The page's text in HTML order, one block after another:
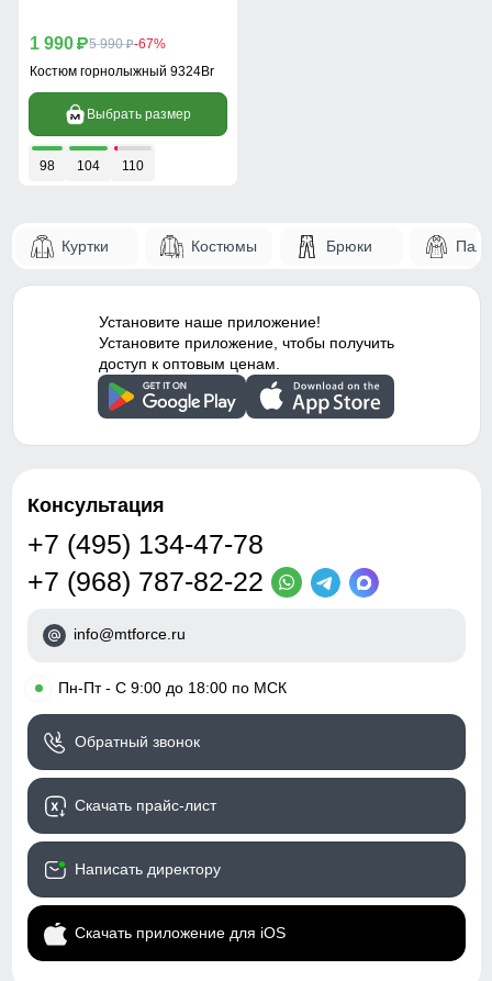
1 990 p5 990 p-67%
Костюм горнолыжный 9324Br
Выбрать размер
98 104 110
Куртки Костюмы Брюки
Установите наше приложение!
Установите приложение, чтобы получить
доступ к оптовым ценам.
Консультация
+7 (495) 134-47-78
+7 (968) 787-82-22
info@mtforce.ru
• Пн-Пт - С 9:00 до 18:00 по МСК
Обратный звонок
Скачать прайс-лист
Написать директору
Скачать приложение для iOS